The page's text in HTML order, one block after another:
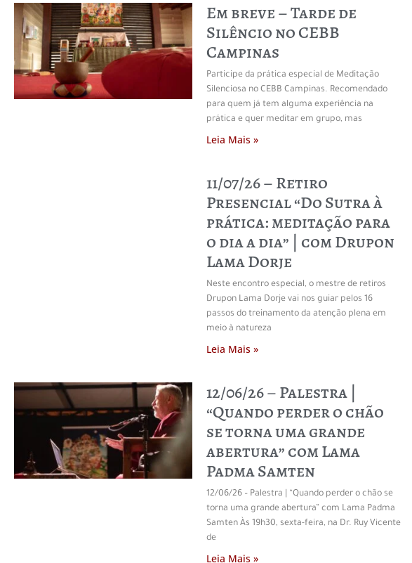
Em breve – Tarde de
Silêncio no CEBB
Campinas
Participe da prática especial de Meditação
Silenciosa no CEBB Campinas. Recomendado
para quem já tem alguma experiência na
prática e quer meditar em grupo, mas
Leia Mais »
11/07/26 – Retiro
Presencial “Do Sutra à
prática: meditação para
o dia a dia” | com Drupon
Lama Dorje
Neste encontro especial, o mestre de retiros
Drupon Lama Dorje vai nos guiar pelos 16
passos do treinamento da atenção plena em
meio à natureza
Leia Mais »
12/06/26 – Palestra |
“Quando perder o chão
se torna uma grande
abertura” com Lama
Padma Samten
12/06/26 – Palestra | “Quando perder o chão se
torna uma grande abertura” com Lama Padma
Samten Às 19h30, sexta-feira, na Dr. Ruy Vicente
de
Leia Mais »